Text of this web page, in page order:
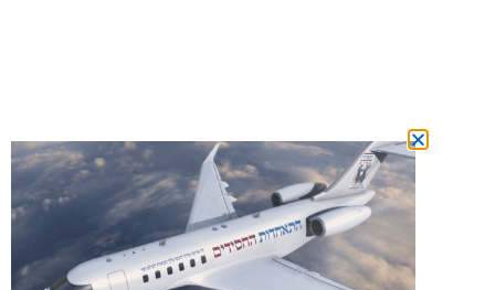
מצטרפים
למשפחת המנויים ומשתתפים בהגרלה על
טיסה לרבי מידי חודש!
הצטרפות מכאן!